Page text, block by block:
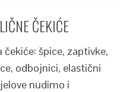
ČEKIĆE
čekiće: špice, zaptivke,
odbojnici, elastični
nudimo i